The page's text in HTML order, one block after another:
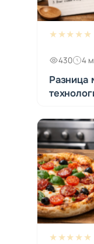
★★★★★
430 4
Разница
★★★★★